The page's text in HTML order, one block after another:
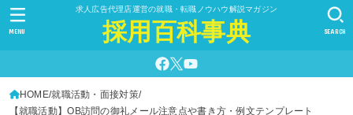
求人広告代理店運営の就職・転職ノウハウ解説マガジン
採用百科事典 SEARCH
MENU
HOME 就職活動・面接対策
【就職活動】OB訪問の御礼メール注意点や書き方・例文テンプレート